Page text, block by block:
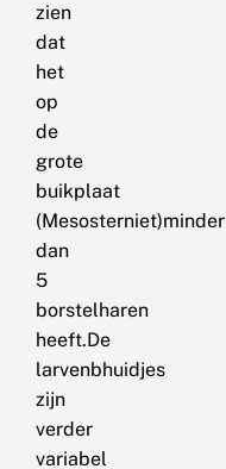
zien
dat
het
op
de
grote
buikplaat
(Mesosterniet)minder
dan
5
borstelharen
heeft.De
larvenbhuidjes
zijn
verder
variabel